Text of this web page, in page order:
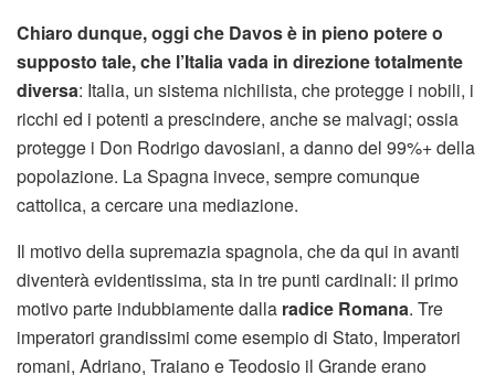
Chiaro dunque, oggi che Davos è in pieno potere o
supposto tale, che l’Italia vada in direzione totalmente
diversa: Italia, un sistema nichilista, che protegge i nobili, i
ricchi ed i potenti a prescindere, anche se malvagi; ossia
protegge i Don Rodrigo davosiani, a danno del 99%+ della
popolazione. La Spagna invece, sempre comunque
cattolica, a cercare una mediazione.
Il motivo della supremazia spagnola, che da qui in avanti
diventerà evidentissima, sta in tre punti cardinali: il primo
motivo parte indubbiamente dalla radice Romana. Tre
imperatori grandissimi come esempio di Stato, Imperatori
romani, Adriano, Traiano e Teodosio il Grande erano